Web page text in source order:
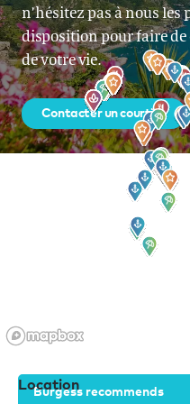
Burgess recommends
n’hésitez pas à nous les
disposition pour faire de
de votre vie.
Contacter un courtier
Inscrivez-vous
Location